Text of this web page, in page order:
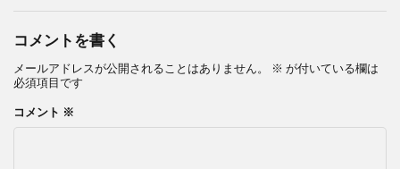
コメントを書く
メールアドレスが公開されることはありません。 ※ が付いている欄は
必須項目です
コメント ※